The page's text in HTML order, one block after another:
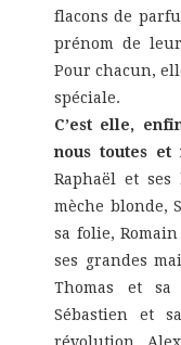
flacons de
prénom de
Pour chacun,
spéciale.
C’est elle,
nous toutes et
Raphaël et ses
mèche blonde,
sa folie,
ses grandes
Thomas et
Sébastien et